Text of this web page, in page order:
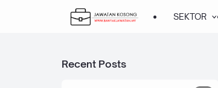
SEKTOR
Recent Posts